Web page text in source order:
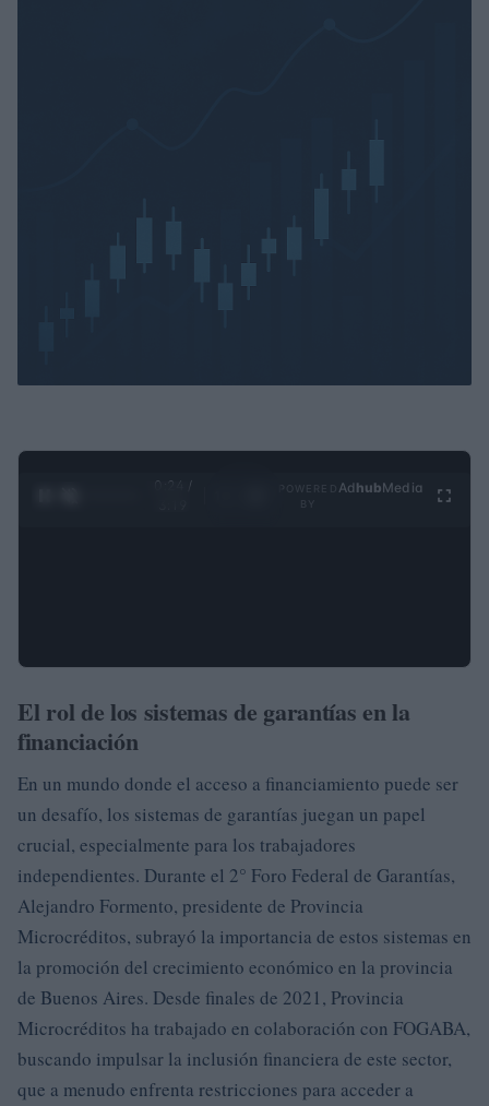
0:25 /
Ad hubMedia
El rol de los sistemas de garantías en la
financiación
En un mundo donde el acceso a financiamiento puede ser
un desafío, los sistemas de garantías juegan un papel
crucial, especialmente para los trabajadores
independientes. Durante el 2° Foro Federal de Garantías,
Alejandro Formento, presidente de Provincia
Microcréditos, subrayó la importancia de estos sistemas en
la promoción del crecimiento económico en la provincia
de Buenos Aires. Desde finales de 2021, Provincia
Microcréditos ha trabajado en colaboración con FOGABA,
buscando impulsar la inclusión financiera de este sector,
que a menudo enfrenta restricciones para acceder a